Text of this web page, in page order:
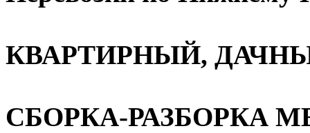
КВАРТИРНЫЙ,
СБОРКА-РАЗБОРКА